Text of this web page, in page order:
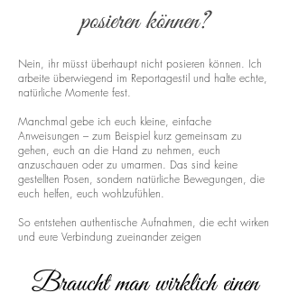
posieren können?
Nein, ihr müsst überhaupt nicht posieren können. Ich
arbeite überwiegend im Reportagestil und halte echte,
natürliche Momente fest.
Manchmal gebe ich euch kleine, einfache
Anweisungen – zum Beispiel kurz gemeinsam zu
gehen, euch an die Hand zu nehmen, euch
anzuschauen oder zu umarmen. Das sind keine
gestellten Posen, sondern natürliche Bewegungen, die
euch helfen, euch wohlzufühlen.
So entstehen authentische Aufnahmen, die echt wirken
und eure Verbindung zueinander zeigen
Braucht man wirklich einen